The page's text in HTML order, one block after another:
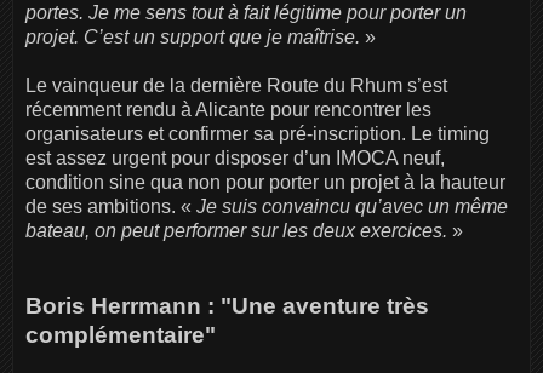
portes. Je me sens tout à fait légitime pour porter un
projet. C’est un support que je maîtrise. »
Le vainqueur de la dernière Route du Rhum s’est
récemment rendu à Alicante pour rencontrer les
organisateurs et confirmer sa pré-inscription. Le timing
est assez urgent pour disposer d’un IMOCA neuf,
condition sine qua non pour porter un projet à la hauteur
de ses ambitions. « Je suis convaincu qu’avec un même
bateau, on peut performer sur les deux exercices. »
Boris Herrmann : "Une aventure très
complémentaire"